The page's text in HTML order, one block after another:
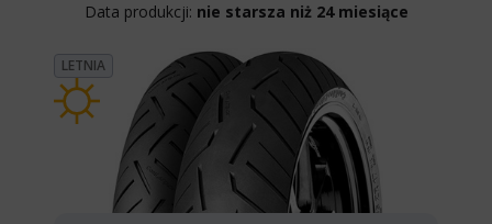
Data produkcji: nie starsza niż 24 miesiące
LETNIA